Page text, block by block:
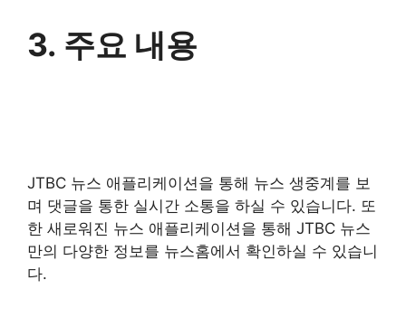
3. 주요 내용
JTBC 뉴스 애플리케이션을 통해 뉴스 생중계를 보
며 댓글을 통한 실시간 소통을 하실 수 있습니다. 또
한 새로워진 뉴스 애플리케이션을 통해 JTBC 뉴스
만의 다양한 정보를 뉴스홈에서 확인하실 수 있습니
다.